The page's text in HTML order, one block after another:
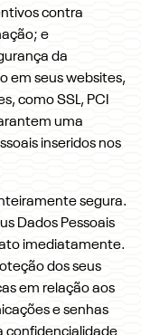
contra
e
da
em seus websites,
como SSL, PCI
uma
inseridos nos
segura.
Dados Pessoais
imediatamente.
dos seus
em relação aos
e senhas